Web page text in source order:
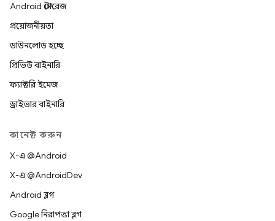
Android স্টোরেজ
প্রয়োজনীয়তা
ডাউনলোড হচ্ছে
প্রিভিউ বাইনারি
ফ্যাক্টরি ইমেজ
ড্রাইভার বাইনারি
কানেক্ট করুন
X-এ @Android
X-এ @AndroidDev
Android ব্লগ
Google নিরাপত্তা ব্লগ